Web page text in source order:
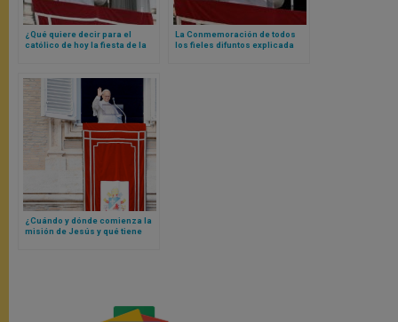
¿Qué quiere decir para el
católico de hoy la fiesta de la
Papa León XIV
La Conmemoración de todos
los fieles difuntos explicada
¿Cuándo y dónde comienza la
misión de Jesús y qué tiene